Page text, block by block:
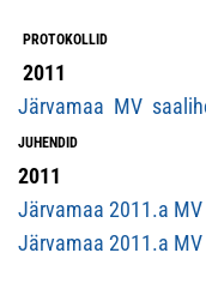
PROTOKOLLID
2011
Järvamaa MV
JUHENDID
2011
Järvamaa 2011.a
Järvamaa 2011.a